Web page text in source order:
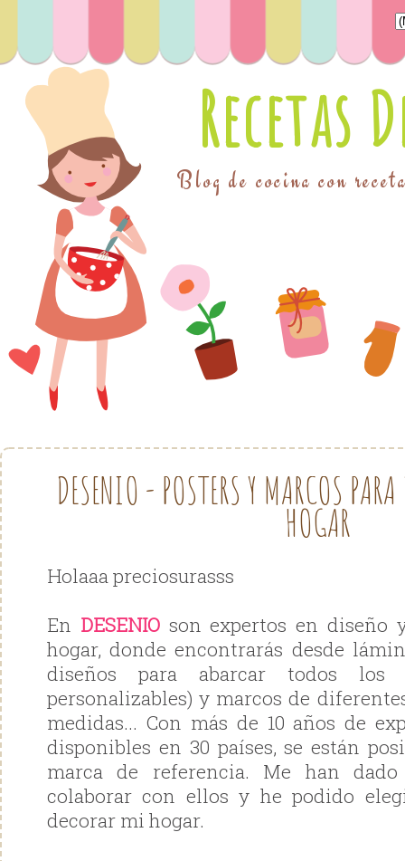
Recetas
Blog de cocina con
DESENIO - PÓSTERS Y MARCOS
HOGAR
Holaaa preciosurasss
En DESENIOson expertos en diseño
hogar, donde encontrarás desde
diseños para abarcar todos los
personalizables) y marcos de
medidas... Con más de 10 años de
disponibles en 30 países, se están
marca de referencia. Me han
colaborar con ellos y he podido
decorar mi hogar.